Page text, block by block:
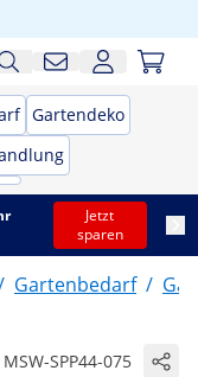
Gartendeko
Jetzt
sparen
Gartenbedarf /
MSW-SPP44-075